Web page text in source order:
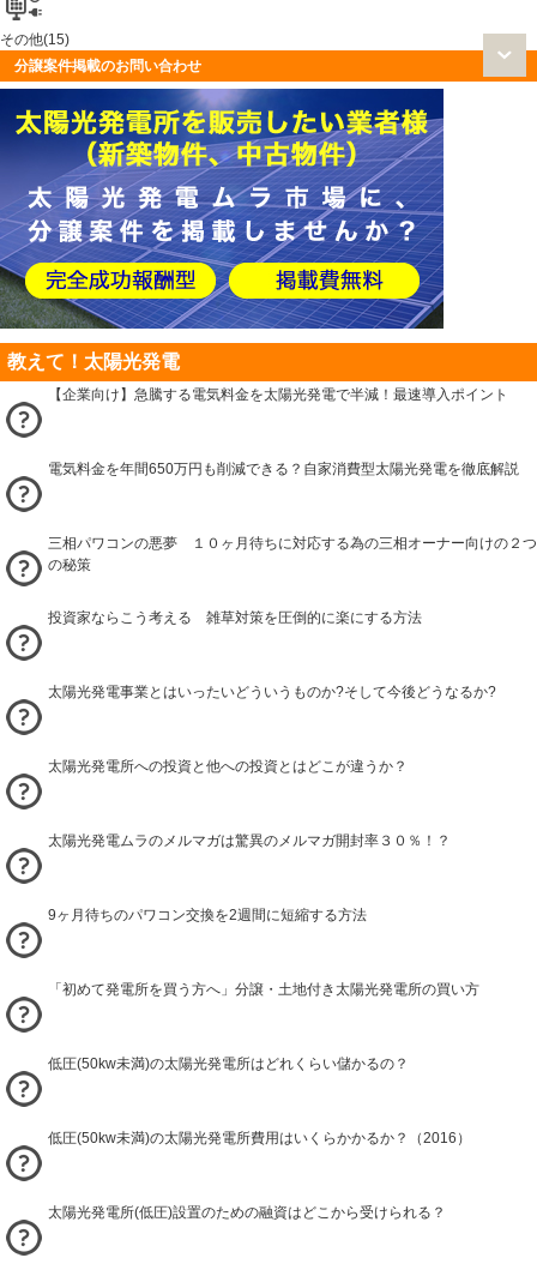
その他(15)
分譲案件掲載のお問い合わせ
教えて！太陽光発電
【企業向け】急騰する電気料金を太陽光発電で半減！最速導入ポイント
電気料金を年間650万円も削減できる？自家消費型太陽光発電を徹底解説
三相パワコンの悪夢 １０ヶ月待ちに対応する為の三相オーナー向けの２つ
の秘策
投資家ならこう考える 雑草対策を圧倒的に楽にする方法
太陽光発電事業とはいったいどういうものか?そして今後どうなるか?
太陽光発電所への投資と他への投資とはどこが違うか？
太陽光発電ムラのメルマガは驚異のメルマガ開封率３０％！？
9ヶ月待ちのパワコン交換を2週間に短縮する方法
「初めて発電所を買う方へ」分譲・土地付き太陽光発電所の買い方
低圧(50kw未満)の太陽光発電所はどれくらい儲かるの？
低圧(50kw未満)の太陽光発電所費用はいくらかかるか？（2016）
太陽光発電所(低圧)設置のための融資はどこから受けられる？